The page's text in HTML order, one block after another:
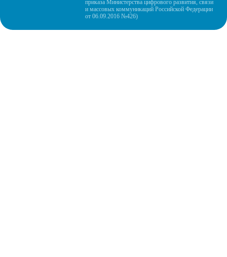
приказа Министерства цифрового развития, связи
и массовых коммуникаций Российской Федерации
от 06.09.2016 №426)